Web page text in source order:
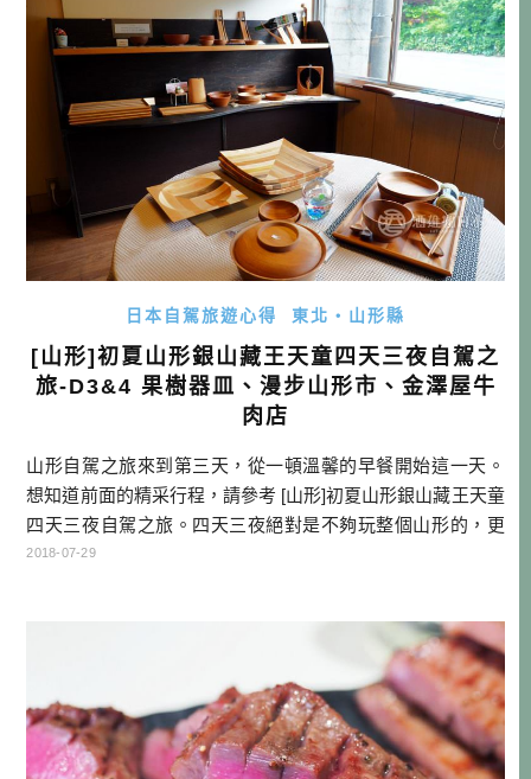
日本自駕旅遊心得 東北・山形縣
[山形]初夏山形銀山藏王天童四天三夜自駕之
旅-D3&4 果樹器皿、漫步山形市、金澤屋牛
肉店
山形自駕之旅來到第三天，從一頓溫馨的早餐開始這一天。
想知道前面的精采行程，請參考 [山形]初夏山形銀山藏王天童
四天三夜自駕之旅。四天三夜絕對是不夠玩整個山形的，更
不用說整個東北，不過人生總有許多不得已，挑選自己喜歡
前每週飛四天，飛行時間可能變動，請參閱官網時刻表 去程:
2018-07-29